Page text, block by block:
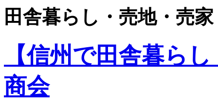
田舎暮らし・売地・売
【信州で田舎暮ら
商会